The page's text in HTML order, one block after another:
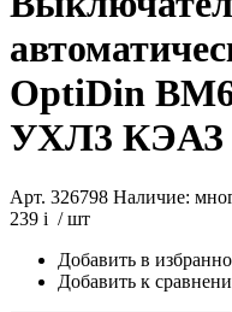
OptiDin
УХЛ3 КЭАЗ
Арт. 326798 Наличие:
239 i / шт
Добавить в
Добавить к